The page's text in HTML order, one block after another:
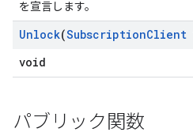
を宣言します。
Unlock(SubscriptionClient
void
パブリック関数